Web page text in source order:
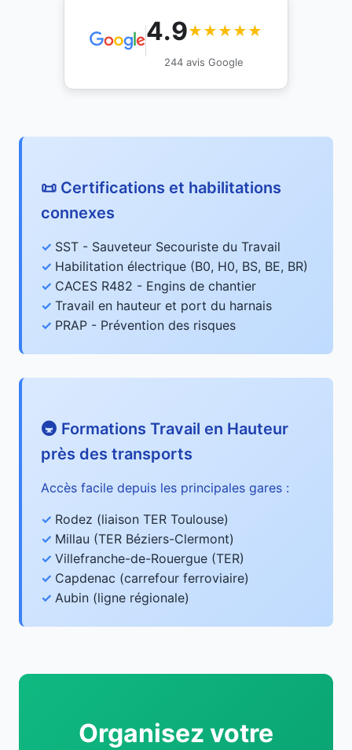
4.9★★★★★
244 avis Google
📜 Certifications et habilitations
connexes
SST - Sauveteur Secouriste du Travail
Habilitation électrique (B0, H0, BS, BE, BR)
CACES R482 - Engins de chantier
Travail en hauteur et port du harnais
PRAP - Prévention des risques
🚇 Formations Travail en Hauteur
près des transports
Accès facile depuis les principales gares :
Rodez (liaison TER Toulouse)
Millau (TER Béziers-Clermont)
Villefranche-de-Rouergue (TER)
Capdenac (carrefour ferroviaire)
Aubin (ligne régionale)
Organisez votre